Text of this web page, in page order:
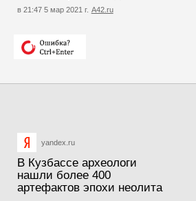
в 21:47 5 мар 2021 г. А42.ru
yandex.ru
В Кузбассе археологи
нашли более 400
артефактов эпохи неолита